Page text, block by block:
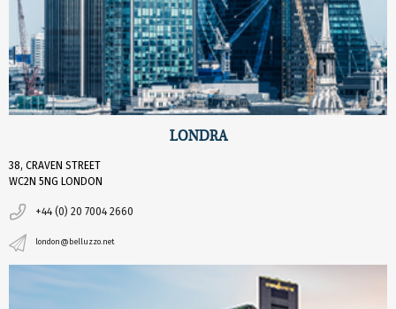
LONDRA
38, CRAVEN STREET
WC2N 5NG LONDON
+44 (0) 20 7004 2660
london@belluzzo.net